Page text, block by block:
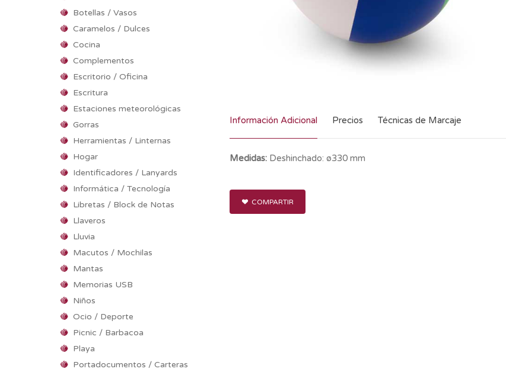
Botellas / Vasos
Caramelos / Dulces
Cocina
Complementos
Escritorio / Oficina
Escritura
Estaciones meteorológicas
Gorras
Herramientas / Linternas
Hogar
Identificadores / Lanyards
Informática / Tecnología
Libretas / Block de Notas
Llaveros
Lluvia
Macutos / Mochilas
Mantas
Memorias USB
Niños
Ocio / Deporte
Picnic / Barbacoa
Playa
Portadocumentos / Carteras
Información Adicional Precios Técnicas de Marcaje
Medidas: Deshinchado: ø330 mm
COMPARTIR